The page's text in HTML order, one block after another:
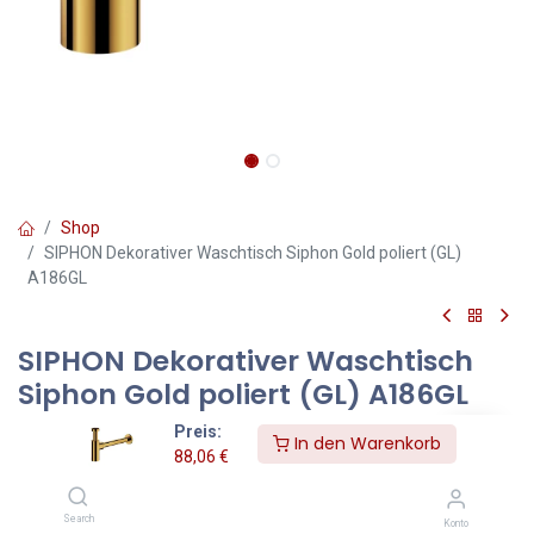
Preis:
88,06 €
In den Warenkorb
Search Konto
Shop
SIPHON Dekorativer Waschtisch Siphon Gold poliert (GL)
A186GL
SIPHON Dekorativer Waschtisch
Siphon Gold poliert (GL) A186GL
Dieser dekorative Waschtischsiphon in gold poliert bringt einen
Hauch von Luxus in jedes Badezimmer. Die edle goldene
Oberfläche wurde sorgfältig poliert, um einen glänzenden,
reflektierenden Effekt zu erzielen, der perfekt mit modernen